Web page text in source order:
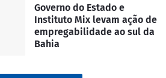
Governo do Estado e
Instituto Mix levam ação de
empregabilidade ao sul da
Bahia